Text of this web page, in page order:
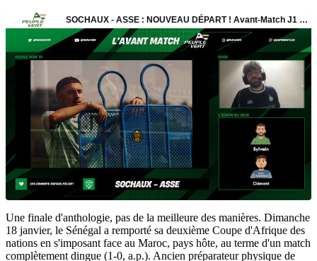
Une finale d'anthologie, pas de la meilleure des manières. Dimanche
18 janvier, le Sénégal a remporté sa deuxième Coupe d'Afrique des
nations en s'imposant face au Maroc, pays hôte, au terme d'un match
complètement dingue (1-0, a.p.). Ancien préparateur physique de